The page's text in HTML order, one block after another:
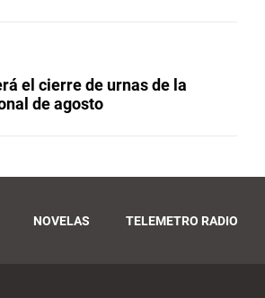
el cierre de urnas de la
de agosto
NOVELAS TELEMETRO RADIO